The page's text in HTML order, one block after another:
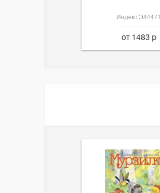
Индекс Э84471
от 1483 p